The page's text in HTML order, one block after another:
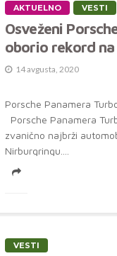
AKTUELNO VESTI
Osveženi
oborio rekord
14 avgusta, 2020
Porsche Panamera
Porsche Panamera
zvanično najbrži
Nirburgringu....
VESTI